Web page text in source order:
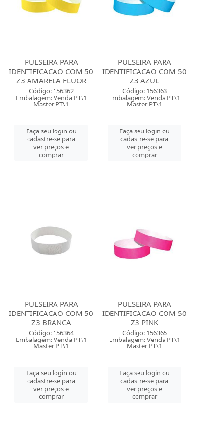
PULSEIRA PARA
IDENTIFICACAO COM 50
Z3 AMARELA FLUOR
Código: 156362
Embalagem: Venda PT\1
Master PT\1
Faça seu login ou
cadastre-se para
ver preços e
comprar
PULSEIRA PARA
IDENTIFICACAO COM 50
Z3 AZUL
Código: 156363
Embalagem: Venda PT\1
Master PT\1
Faça seu login ou
cadastre-se para
ver preços e
comprar
PULSEIRA PARA
IDENTIFICACAO COM 50
Z3 BRANCA
Código: 156364
Embalagem: Venda PT\1
Master PT\1
Faça seu login ou
cadastre-se para
ver preços e
comprar
PULSEIRA PARA
IDENTIFICACAO COM 50
Z3 PINK
Código: 156365
Embalagem: Venda PT\1
Master PT\1
Faça seu login ou
cadastre-se para
ver preços e
comprar